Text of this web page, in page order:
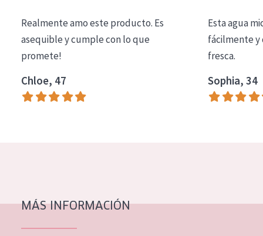
Essentials
Lift+
Expert
Piel madura
Realmente amo este producto. Es
asequible y cumple con lo que
promete!
Chloe, 47
Esta agua
fácilmente y
fresca.
Sophia, 34
MÁS INFORMACIÓN